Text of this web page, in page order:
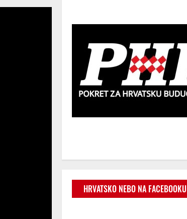
HRVATSKO NEBO NA FACEBOOKU